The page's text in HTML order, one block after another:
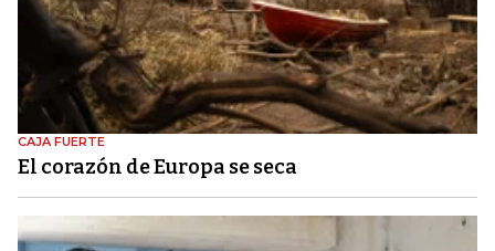
CAJA FUERTE
El corazón de Europa se seca